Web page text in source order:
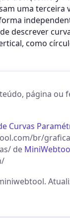
uma terceira
descrever
como
página ou
Curvas
br/
de